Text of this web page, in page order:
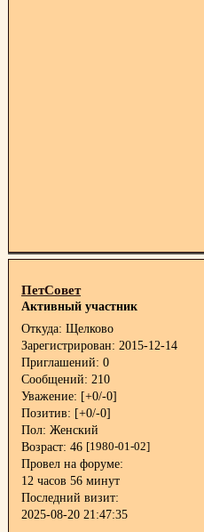
ПетСовет
Активный участник
Откуда: Щелково
Зарегистрирован: 2015-12-14
Приглашений: 0
Сообщений: 210
Уважение: [+0/-0]
Позитив: [+0/-0]
Пол: Женский
Возраст: 46 [1980-01-02]
Провел на форуме:
12 часов 56 минут
Последний визит:
2025-08-20 21:47:35